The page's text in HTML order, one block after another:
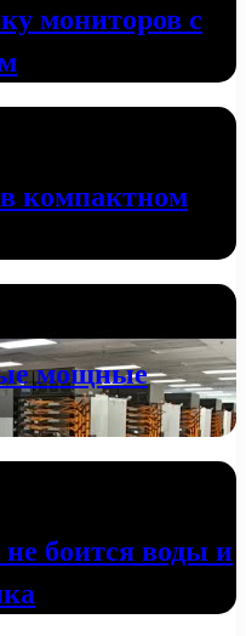
мониторов с
компактном
мощные
боится воды и